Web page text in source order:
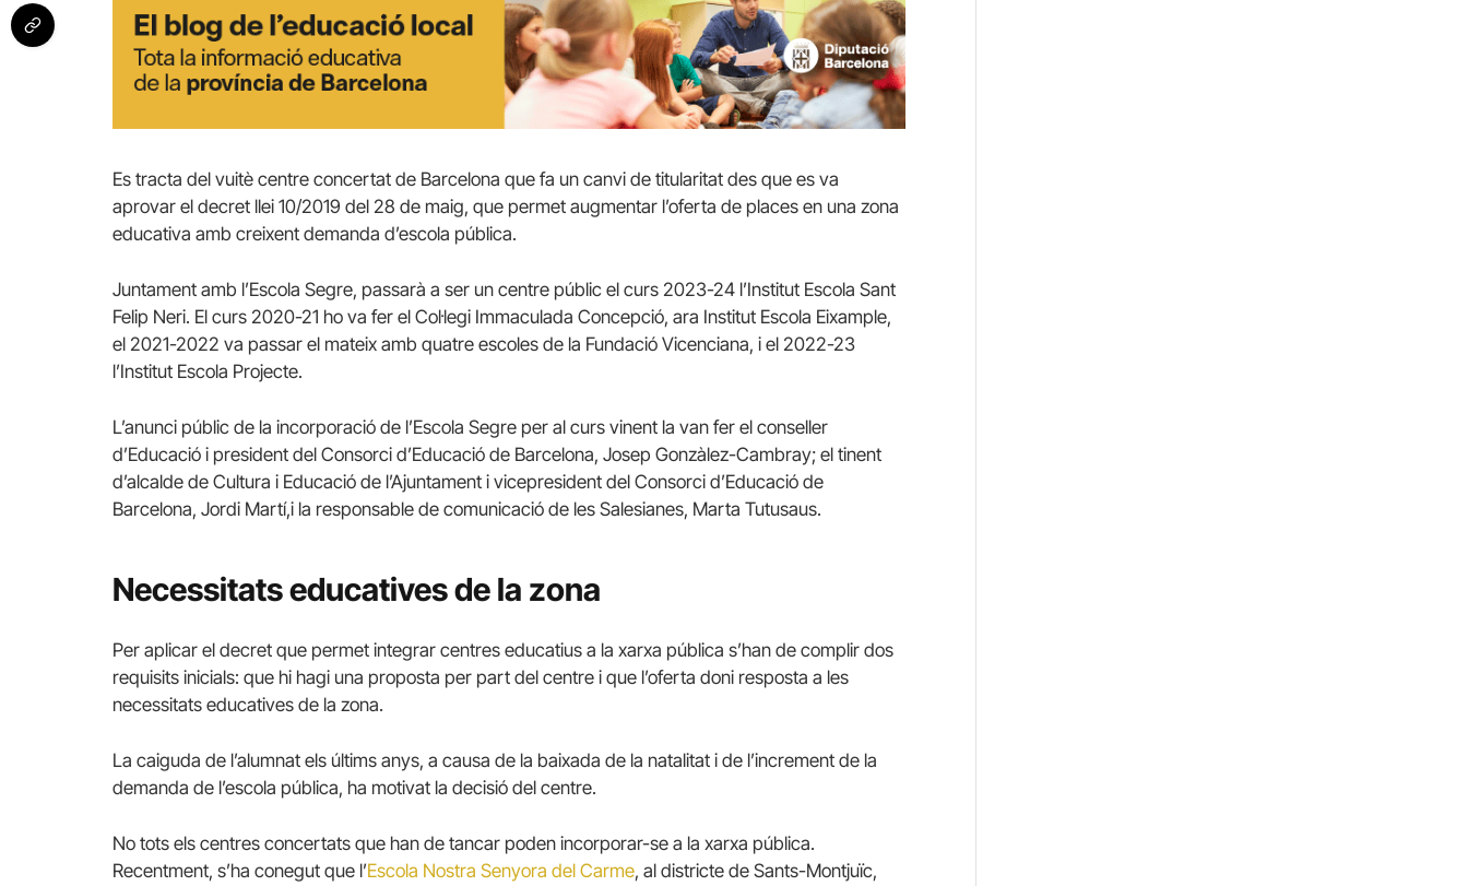
Es tracta del vuitè centre concertat de Barcelona que fa un canvi de titularitat des que es va
aprovar el decret llei 10/2019 del 28 de maig, que permet augmentar l’oferta de places en una zona
educativa amb creixent demanda d’escola pública.
Juntament amb l’Escola Segre, passarà a ser un centre públic el curs 2023-24 l’Institut Escola Sant
Felip Neri. El curs 2020-21 ho va fer el Col·legi Immaculada Concepció, ara Institut Escola Eixample,
el 2021-2022 va passar el mateix amb quatre escoles de la Fundació Vicenciana, i el 2022-23
l’Institut Escola Projecte.
L’anunci públic de la incorporació de l’Escola Segre per al curs vinent la van fer el conseller
d’Educació i president del Consorci d’Educació de Barcelona, Josep Gonzàlez-Cambray; el tinent
d’alcalde de Cultura i Educació de l’Ajuntament i vicepresident del Consorci d’Educació de
Barcelona, Jordi Martí,i la responsable de comunicació de les Salesianes, Marta Tutusaus.
Necessitats educatives de la zona
Per aplicar el decret que permet integrar centres educatius a la xarxa pública s’han de complir dos
requisits inicials: que hi hagi una proposta per part del centre i que l’oferta doni resposta a les
necessitats educatives de la zona.
La caiguda de l’alumnat els últims anys, a causa de la baixada de la natalitat i de l’increment de la
demanda de l’escola pública, ha motivat la decisió del centre.
No tots els centres concertats que han de tancar poden incorporar-se a la xarxa pública.
Recentment, s’ha conegut que l’Escola Nostra Senyora del Carme, al districte de Sants-Montjuïc,